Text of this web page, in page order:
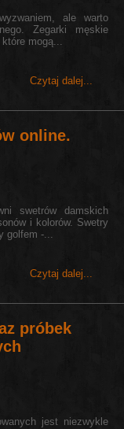
ale warto
Zegarki męskie
mogą...
Czytaj dalej...
online.
swetrów damskich
i kolorów. Swetry
golfem -...
Czytaj dalej...
jest niezwykle